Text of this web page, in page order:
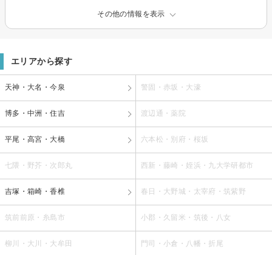
その他の情報を表示
エリアから探す
天神・大名・今泉 警固・赤坂・大濠
博多・中洲・住吉 渡辺通・薬院
平尾・高宮・大橋 六本松・別府・桜坂
七隈・野芥・次郎丸 西新・藤崎・姪浜・九大学研都市
吉塚・箱崎・香椎 春日・大野城・太宰府・筑紫野
筑前前原・糸島市 小郡・久留米・筑後・八女
柳川・大川・大牟田 門司・小倉・八幡・折尾